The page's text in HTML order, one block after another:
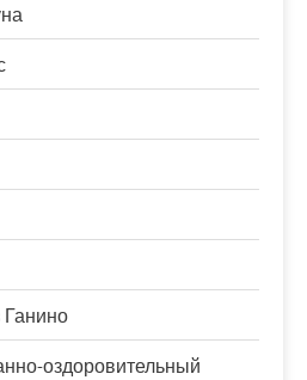
Ганино
оздоровительный